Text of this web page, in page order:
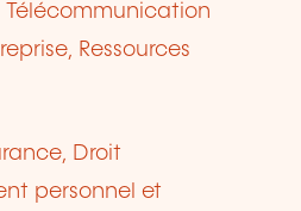
Télécommunication
Ressources
Droit
personnel et